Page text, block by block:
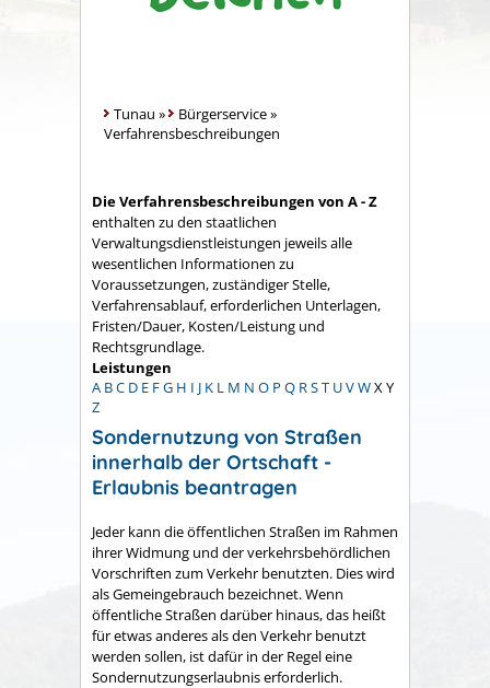
Tunau » Bürgerservice»
Verfahrensbeschreibungen
Die Verfahrensbeschreibungen von A - Z
enthalten zu den staatlichen
Verwaltungsdienstleistungen jeweils alle
wesentlichen Informationen zu
Voraussetzungen, zuständiger Stelle,
Verfahrensablauf, erforderlichen Unterlagen,
Fristen/Dauer, Kosten/Leistung und
Rechtsgrundlage.
Leistungen
A BC D E FG H I J K L M N O P Q RST UVWX Y
Z
Sondernutzung von Straßen
innerhalb der Ortschaft -
Erlaubnis beantragen
Jeder kann die öffentlichen Straßen im Rahmen
ihrer Widmung und der verkehrsbehördlichen
Vorschriften zum Verkehr benutzten. Dies wird
als Gemeingebrauch bezeichnet. Wenn
öffentliche Straßen darüber hinaus, das heißt
für etwas anderes als den Verkehr benutzt
werden sollen, ist dafür in der Regel eine
Sondernutzungserlaubnis erforderlich.